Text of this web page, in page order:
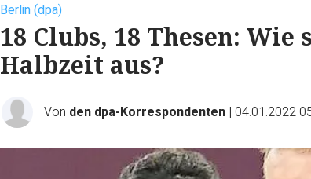
Berlin (dpa)
18 Clubs, 18 Thesen: Wie
Halbzeit aus?
Von den dpa-Korrespondenten | 04.01.2022